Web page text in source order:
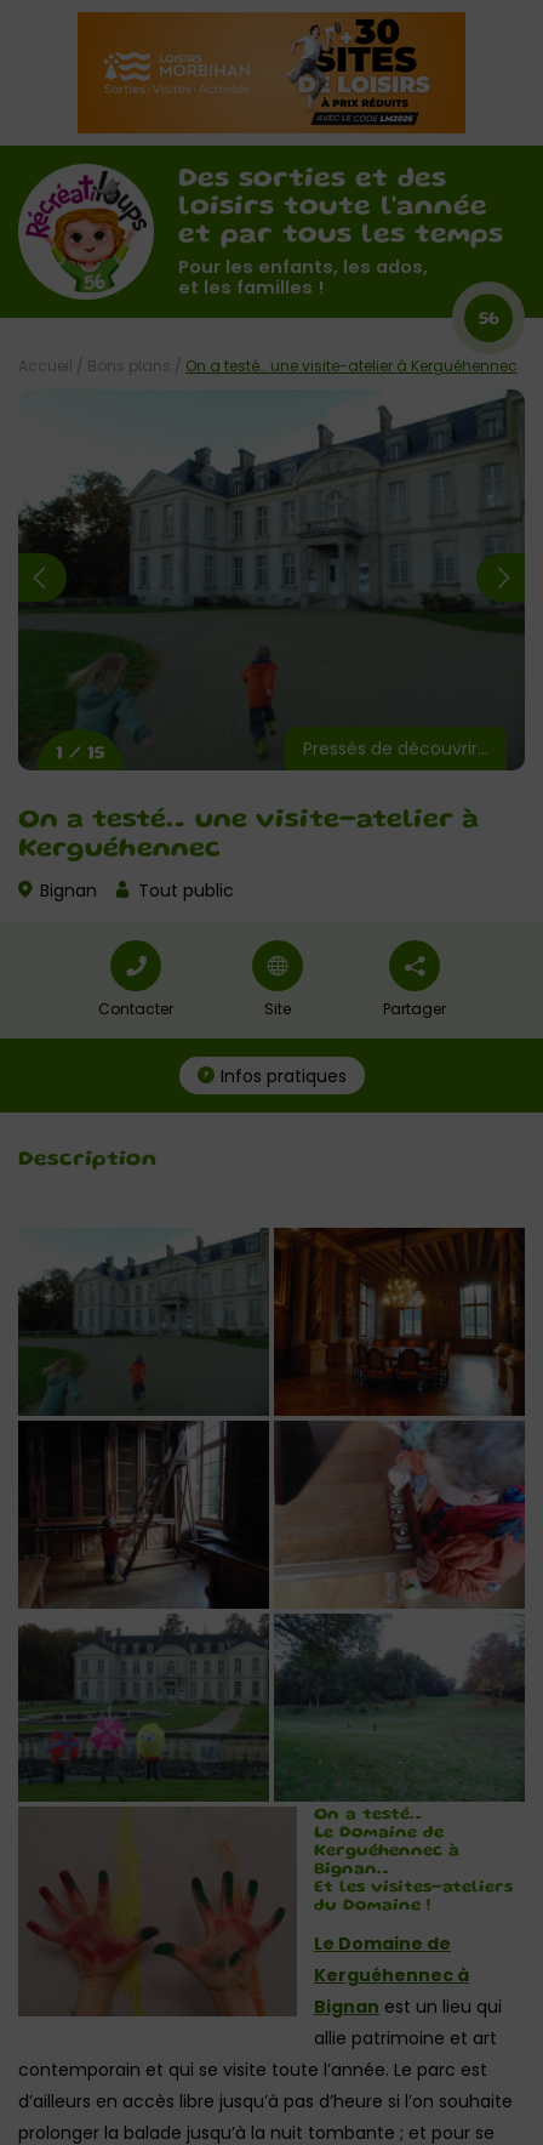
Des sorties et des
loisirs toute l'année
et par tous les temps
Pour les enfants, les ados,
et les familles !
56
On a testé… une visite-atelier à
Kerguéhennec
Bignan Tout public
Pressés de découvrir…
1 / 15
Accueil / Bons plans / On a testé… une visite-atelier à Kerguéhennec
Contacter Site Partager
Infos pratiques
Description
On a testé…
Le Domaine de
Kerguéhennec à
Bignan…
Et les visites-ateliers
du Domaine !
Le Domaine de
Kerguéhennec à
Bignan est un lieu qui
allie patrimoine et art
contemporain et qui se visite toute l’année. Le parc est
d’ailleurs en accès libre jusqu’à pas d’heure si l’on souhaite
prolonger la balade jusqu’à la nuit tombante ; et pour se